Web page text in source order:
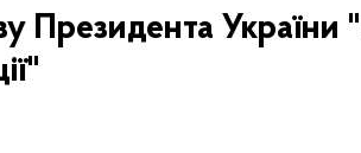
Президента